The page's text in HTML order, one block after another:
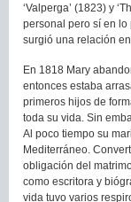
‘Valperga’ (1823) y
personal pero sí en
surgió una relación
En 1818 Mary
entonces estaba
primeros hijos de
toda su vida. Sin
Al poco tiempo su
Mediterráneo.
obligación del
como escritora y
vida tuvo varios